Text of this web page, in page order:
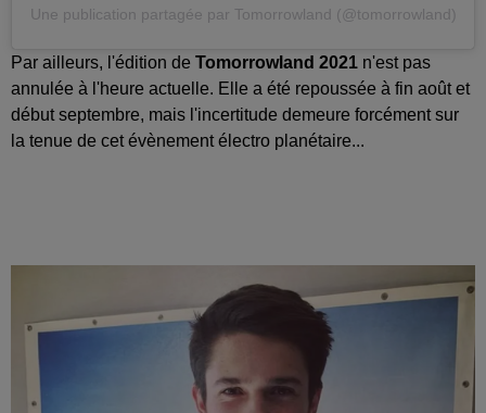
Une publication partagée par Tomorrowland (@tomorrowland)
Par ailleurs, l'édition de Tomorrowland 2021 n'est pas
annulée à l'heure actuelle. Elle a été repoussée à fin août et
début septembre, mais l'incertitude demeure forcément sur
la tenue de cet évènement électro planétaire...